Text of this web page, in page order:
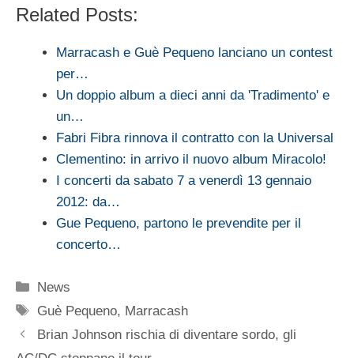
Related Posts:
Marracash e Guè Pequeno lanciano un contest
per…
Un doppio album a dieci anni da 'Tradimento' e
un…
Fabri Fibra rinnova il contratto con la Universal
Clementino: in arrivo il nuovo album Miracolo!
I concerti da sabato 7 a venerdì 13 gennaio
2012: da…
Gue Pequeno, partono le prevendite per il
concerto…
Categorie
News
Tag
Guè Pequeno, Marracash
Brian Johnson rischia di diventare sordo, gli